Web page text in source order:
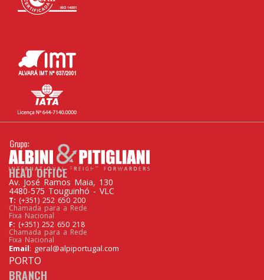
HEAD OFFICE
Av. José Ramos Maia, 130
4480-575 Touguinhó - VLC
T: (+351) 252 650 200
Chamada para a Rede
Fixa Nacional
F: (+351) 252 650 218
Chamada para a Rede
Fixa Nacional
Email: geral@alpiportugal.com
PORTO
BRANCH